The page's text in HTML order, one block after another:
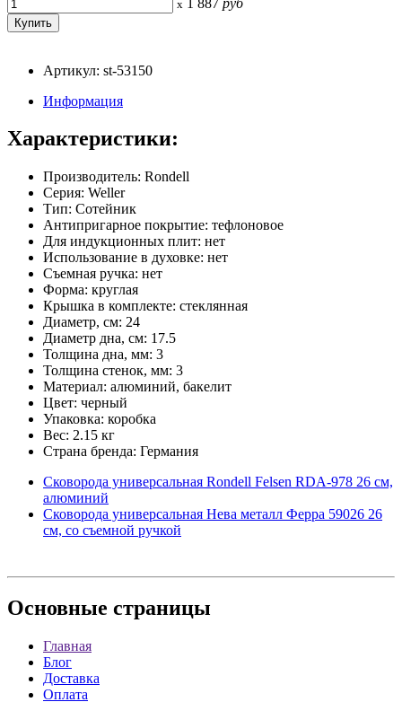
x
Артикул: st-53150
Информация
Характеристики:
Производитель: Rondell
Серия: Weller
Тип: Сотейник
Антипригарное покрытие: тефлоновое
Для индукционных плит: нет
Использование в духовке: нет
Съемная ручка: нет
Форма: круглая
Крышка в комплекте: стеклянная
Диаметр, см: 24
Диаметр дна, см: 17.5
Толщина дна, мм: 3
Толщина стенок, мм: 3
Материал: алюминий, бакелит
Цвет: черный
Упаковка: коробка
Вес: 2.15 кг
Страна бренда: Германия
Сковорода универсальная Rondell Felsen RDA-978 26 см,
алюминий
Сковорода универсальная Нева металл Ферра 59026 26
см, со съемной ручкой
Основные страницы
Главная
Блог
Доставка
Оплата